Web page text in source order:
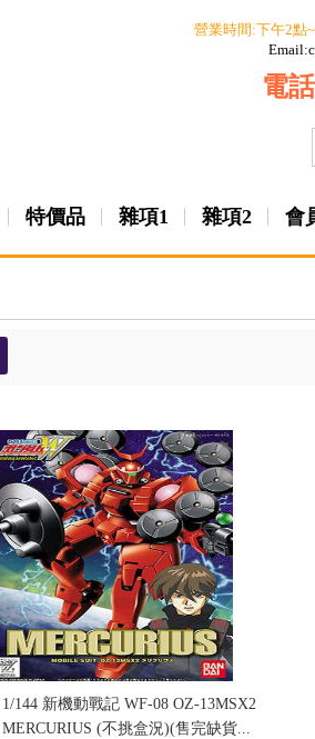
營業時間:下午2點
電
特價品 雜項1 雜項2 會
1/144 新機動戰記 WF-08 OZ-13MSX2
MERCURIUS (不挑盒況)(售完缺貨...